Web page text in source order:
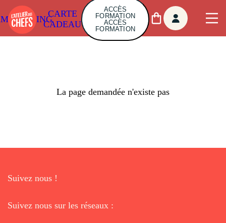
CARTE
CADEAU
ACCÈS
FORMATION
ACCÈS
FORMATION
La page demandée n'existe pas
Suivez nous !
Suivez nous sur les réseaux :